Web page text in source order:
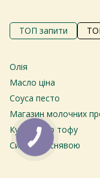
ТОП запити
Олія
Масло ціна
Соуса песто
Магазин молочних
Купити сир тофу
Сири з пліснявою